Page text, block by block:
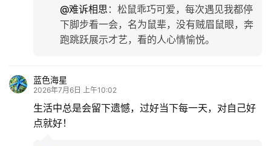
更
@难诉相思 ： 松鼠乖巧可爱，每次遇见我都停
下脚步看一会，名为鼠辈，没有贼眉鼠眼，奔
跑跳跃展示才艺，看的人心情愉悦。
蓝色海星
2026年7月6日 上午10:02
生活中总是会留下遗憾，过好当下每一天，对自己好
点就好！